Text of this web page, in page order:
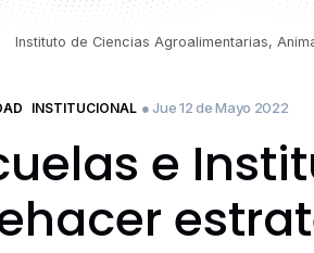
Instituto de Ciencias Agroalimentarias,
INSTITUCIONAL ● Jue 12 de Mayo 2022
e